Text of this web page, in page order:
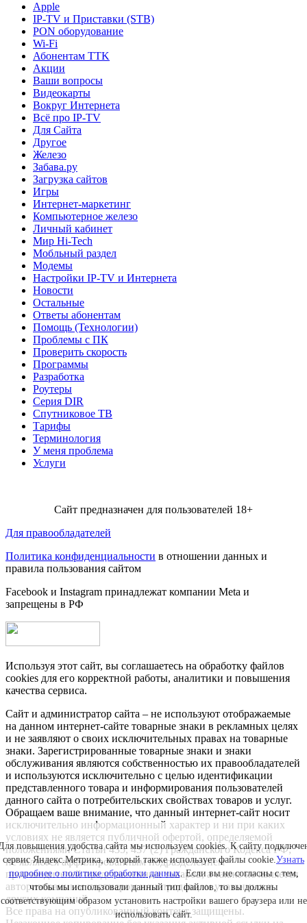
Apple
IP-TV и Приставки (STB)
PON оборудование
Wi-Fi
Абонентам TTK
Акции
Ваши вопросы
Видеокарты
Вокруг Интернета
Всё про IP-TV
Для Сайта
Другое
Железо
Забава.ру
Загрузка сайтов
Игры
Интернет-маркетинг
Компьютерное железо
Личный кабинет
Мир Hi-Tech
Мобльный раздел
Модемы
Настройки IP-TV и Интернета
Новости
Остальные
Ответы абонентам
Помощь (Технологии)
Проблемы с ПК
Проверить скорость
Программы
Разработка
Роутеры
Серия DIR
Спутниковое ТВ
Тарифы
Терминология
У меня проблема
Услуги
Сайт предназначен для пользователей 18+
Для правообладателей
Политика конфиденциальности в отношении данных и
правила пользования сайтом
Facebook и Instagram принадлежат компании Metа и
запрещены в РФ
Используя этот сайт, вы соглашаетесь на обработку файлов
cookies для его корректной работы, аналитики и повышения
качества сервиса.
Сайт и администратор сайта – не используют отображаемые
на данном интернет-сайте товарные знаки в рекламных целях
и не заявляют о своих исключительных правах на товарные
знаки. Зарегистрированные товарные знаки и знаки
обслуживания являются собственностью их правообладателей
и используются исключительно с целью идентификации
представленного товара и информирования пользователей
данного сайта о потребительских свойствах товаров и услуг.
Обращаем ваше внимание, что данный интернет-сайт носит
исключительно информационный характер и ни при каких
условиях не является публичной офертой, определяемой
положениями Статьи 435, 437 (2) Гражданского Кодекса РФ;
не является аффилированным подразделением
производителей представленных товаров, а также не является
авторизованным партнером или продавцом указанных и
других компаний.
Все права на опубликованный контент защищены.
повышения удобства сайта мы используем cookies. К сайту
сервис Яндекс.Метрика, который также использует файлы cookie.Узнать
подробнее о политике обработки данных. Если вы не согласны с тем,
чтобы мы использовали данный тип файлов, то вы должны
соответствующим образом установить настройки вашего браузера или не
использовать сайт.